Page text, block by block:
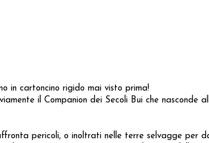
in cartoncino rigido mai visto prima!
il Companion dei Secoli Bui che nasconde
pericoli, o inoltrati nelle terre selvagge per